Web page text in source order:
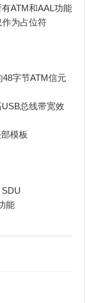
ATM和AAL功能
作为占位符
48字节ATM信元
总线带宽效
模板
SDU
能